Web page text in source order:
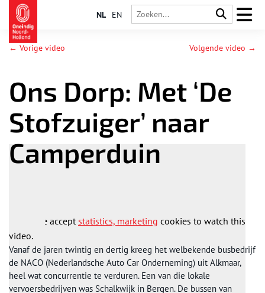
NL EN
← Vorige video Volgende video →
Ons Dorp: Met ‘De
Stofzuiger’ naar
Camperduin
Please acceptstatistics, marketing cookies to watch this
video.
Vanaf de jaren twintig en dertig kreeg het welbekende busbedrijf
de NACO (Nederlandsche Auto Car Onderneming) uit Alkmaar,
heel wat concurrentie te verduren. Een van die lokale
vervoersbedrijven was Schalkwijk in Bergen. De bussen van